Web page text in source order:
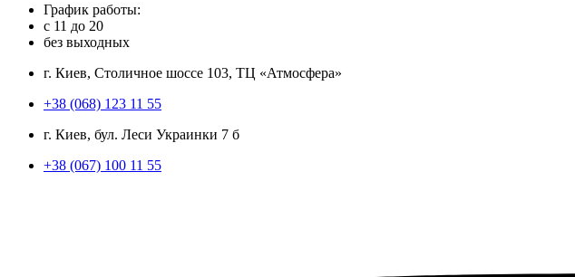
График работы:
с 11 до 20
без выходных
г. Киев, Столичное шоссе 103, ТЦ «Атмосфера»
+38 (068) 123 11 55
г. Киев, бул. Леси Украинки 7 б
+38 (067) 100 11 55